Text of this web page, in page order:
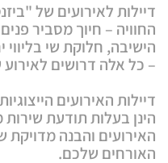
דיילות לאירועים של
החוויה – חיוך מסביר
הישיבה, חלוקת שי
– כל אלה דרושים לאירוע
דיילות האירועים
הינן בעלות תודעת
האירועים והבנה
האורחים שלכם.